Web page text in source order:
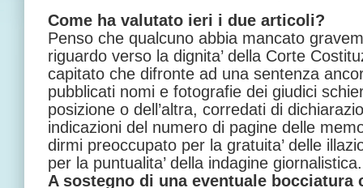
Come ha valutato ieri i due articoli?
Penso che qualcuno abbia mancato
riguardo verso la dignita’ della Corte
capitato che difronte ad una sentenza
pubblicati nomi e fotografie dei giudici
posizione o dell’altra, corredati di
indicazioni del numero di pagine delle
dirmi preoccupato per la gratuita’ delle
per la puntualita’ della indagine giornalistica.
A sostegno di una eventuale bocciatura